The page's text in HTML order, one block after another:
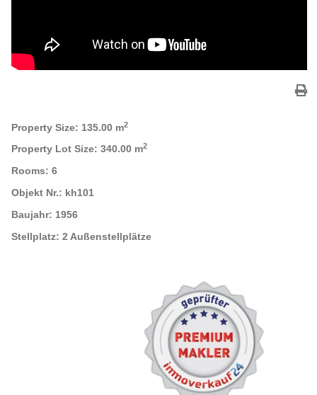
Property Size: 135.00 m2
Property Lot Size: 340.00 m2
Rooms: 6
Objekt Nr.: kh101
Baujahr: 1956
Stellplatz: 2 Außenstellplätze